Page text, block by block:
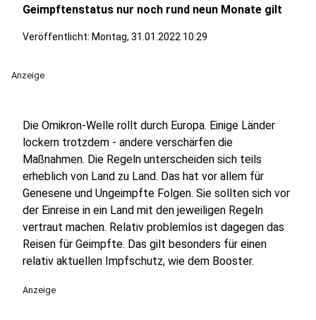
Geimpftenstatus nur noch rund neun Monate gilt
Veröffentlicht: Montag, 31.01.2022 10:29
Anzeige
Die Omikron-Welle rollt durch Europa. Einige Länder
lockern trotzdem - andere verschärfen die
Maßnahmen. Die Regeln unterscheiden sich teils
erheblich von Land zu Land. Das hat vor allem für
Genesene und Ungeimpfte Folgen. Sie sollten sich vor
der Einreise in ein Land mit den jeweiligen Regeln
vertraut machen. Relativ problemlos ist dagegen das
Reisen für Geimpfte. Das gilt besonders für einen
relativ aktuellen Impfschutz, wie dem Booster.
Anzeige